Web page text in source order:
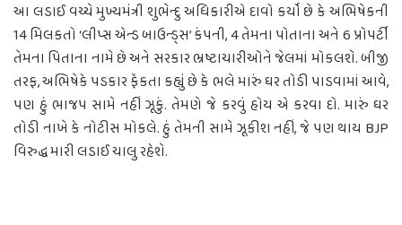
આ લડાઈ વચ્ચે મુખ્યમંત્રી શુભેન્દુ અધિકારીએ દાવો કર્યો છે કે અભિષેકની
14 મિલકતો ‘લીપ્સ એન્ડ બાઉન્ડ્સ’ કંપની, 4 તેમના પોતાના અને 6 પ્રોપર્ટી
તેમના પિતાના નામે છે અને સરકાર ભ્રષ્ટાચારીઓને જેલમાં મોકલશે. બીજી
તરફ, અભિષેકે પડકાર ફેંકતા કહ્યું છે કે ભલે મારું ઘર તોડી પાડવામાં આવે,
પણ હું ભાજપ સામે નહીં ઝૂકું. તેમણે જે કરવું હોય એ કરવા દો. મારું ઘર
તોડી નાખે કે નોટીસ મોકલે. હું તેમની સામે ઝૂકીશ નહીં, જે પણ થાય BJP
વિરુદ્ધ મારી લડાઈ ચાલુ રહેશે.